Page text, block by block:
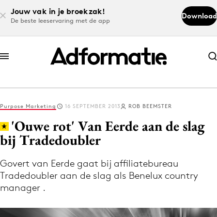
Jouw vak in je broekzak!
De beste leeservaring met de app
Download
Abonneer nu
Abonneer nu
Log in
Volg het laatste nieuws via de Adformatie
Nieuws app
Purpose Marketing 16 SEPTEMBER 2013 ROB BEEMSTER
'Ouwe rot' Van Eerde aan de slag
bij Tradedoubler
Govert van Eerde gaat bij affiliatebureau
Tradedoubler aan de slag als Benelux country
manager .